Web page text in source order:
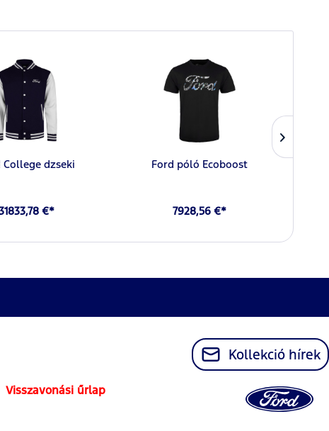
College dzseki
€*
Ford póló Ecoboost
7928,56 €*
Kollekció hírek
Visszavonási űrlap